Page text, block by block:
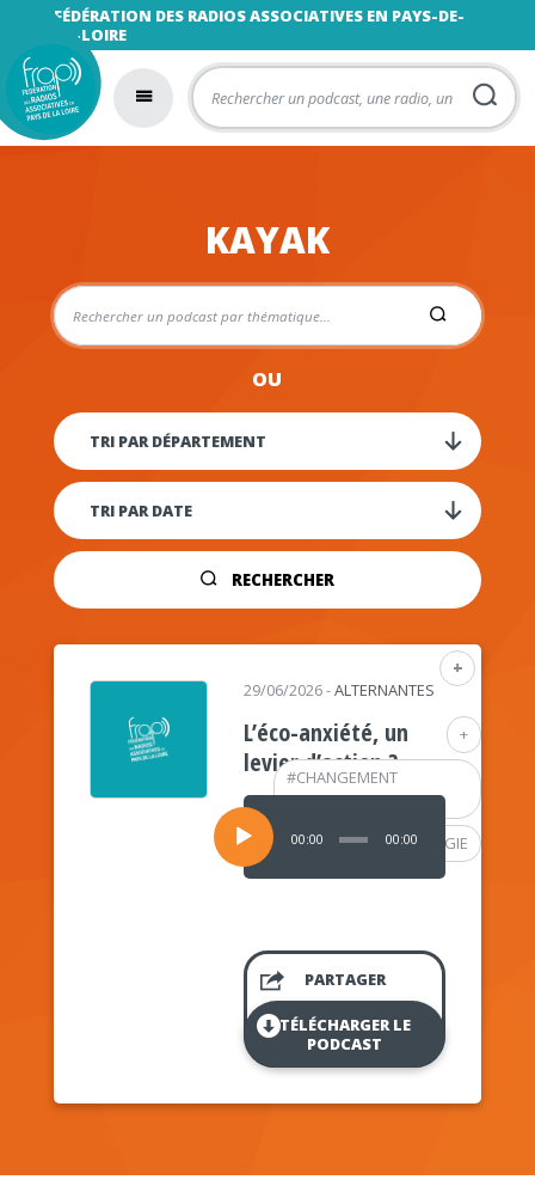
FÉDÉRATION DES RADIOS ASSOCIATIVES EN PAYS-DE-
LA-LOIRE
KAYAK
OU
RECHERCHER
+
+
#CHANGEMENT
CLIMATIQUE
#PSYCHOLOGIE
29/06/2026-ALTERNANTES
L’éco-anxiété, un
levier d’action ?
Lecteur
audio
00:00 00:00
PARTAGER
TÉLÉCHARGER LE
PODCAST